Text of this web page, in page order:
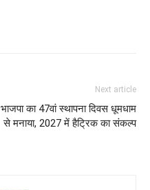
Next article
भाजपा का 47वां स्थापना दिवस धूमधाम
से मनाया, 2027 में हैट्रिक का संकल्प